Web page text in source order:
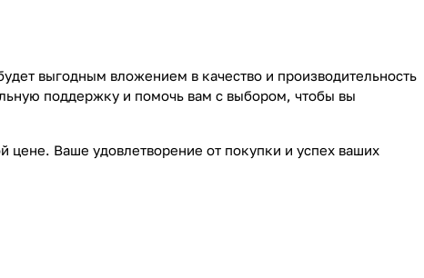
выгодным вложением в качество и производительность
поддержку и помочь вам с выбором, чтобы вы
цене. Ваше удовлетворение от покупки и успех ваших